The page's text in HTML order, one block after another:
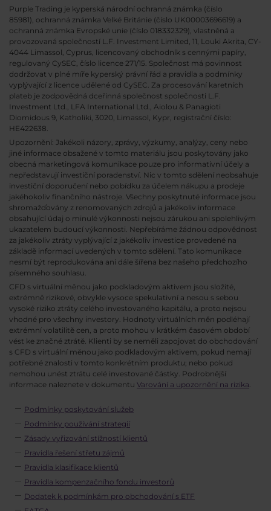
Purple Trading je kyperská národní ochranná známka (číslo
85981), ochranná známka Velké Británie (číslo UK00003696619) a
ochranná známka Evropské unie (číslo 018332329), vlastněná a
provozovaná společností L.F. Investment Limited, 11, Louki Akrita, CY-
4044 Limassol, Cyprus, licencovaný obchodník s cennými papíry,
regulovaný CySEC, číslo licence 271/15. Společnost má povinnost
dodržovat v plné míře kyperský právní řád a pravidla a podmínky
vyplývající z licence udělené od CySEC. Za procesování karetních
plateb je zodpovědná dceřinná společnost společnosti L.F.
Investment Ltd., LFA International Ltd., Aiolou & Panagioti
Diomidous 9, Katholiki, 3020, Limassol, Kypr, registrační číslo:
HE422638.
Upozornění: Jakékoli názory, zprávy, výzkumy, analýzy, ceny nebo
jiné informace obsažené v tomto materiálu jsou poskytovány jako
obecná marketingová komunikace pouze pro informativní účely a
nepředstavují investiční poradenství. Nic v tomto sdělení neobsahuje
investiční doporučení nebo pobídku za účelem nákupu a prodeje
jakéhokoliv finančního nástroje. Všechny poskytnuté informace jsou
shromažďovány z renomovaných zdrojů a jakékoliv informace
obsahující údaj o minulé výkonnosti nejsou zárukou ani spolehlivým
ukazatelem budoucí výkonnosti. Nepřebíráme žádnou odpovědnost
za jakékoliv ztráty vyplývající z jakékoliv investice provedené na
základě informací uvedených v tomto sdělení. Tato komunikace
nesmí být reprodukována ani dále šířena bez našeho předchozího
písemného souhlasu.
CFD s virtuální měnou jako podkladovým aktivem jsou složité,
extrémně rizikové, obvykle vysoce spekulativní a nesou s sebou
vysoké riziko ztráty celého investovaného kapitálu, a proto nejsou
vhodné pro všechny investory. Hodnoty virtuálních měn podléhají
extrémní volatilitě cen, a proto mohou v krátkém časovém období
vést ke značné ztrátě. Klienti by se neměli zapojovat do obchodování
s CFD s virtuální měnou jako podkladovým aktivem, pokud nemají
potřebné znalosti v tomto konkrétním produktu; nebo pokud
nemohou unést ztrátu celé investované částky. Podrobnější
informace naleznete v dokumentu Varování a upozornění na rizika
Podmínky poskytování služeb
Podmínky používání strategií
Zásady vyřizování stížností klientů
Pravidla řešení střetu zájmů
Pravidla klasifikace klientů
Pravidla kompenzačního fondu investorů
Dodatek k podmínkám pro obchodování s ETF